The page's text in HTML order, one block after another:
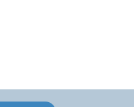
με κορυφαία αυτή των
στον οικισμό
της ορεινής
) είναι μόλις 13χλμ. από το